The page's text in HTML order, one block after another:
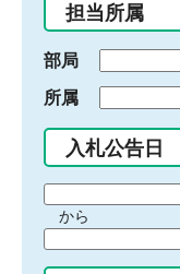
力
担当所属
部局
所属
入札公告日
間
始
から
間